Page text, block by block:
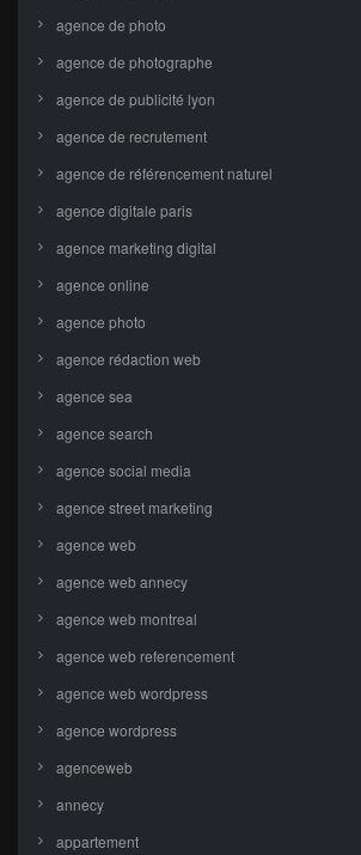
agence de photo
agence de photographe
agence de publicité lyon
agence de recrutement
agence de référencement naturel
agence digitale paris
agence marketing digital
agence online
agence photo
agence rédaction web
agence sea
agence search
agence social media
agence street marketing
agence web
agence web annecy
agence web montreal
agence web referencement
agence web wordpress
agence wordpress
agenceweb
annecy
appartement